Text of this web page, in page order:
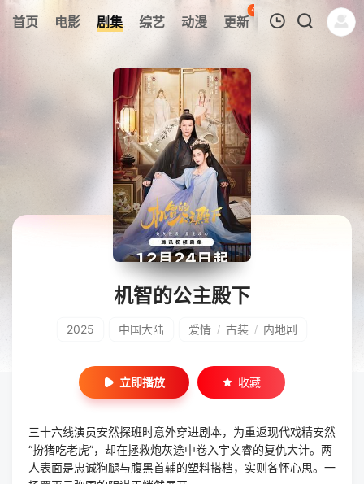
首页 电影 剧集 综艺 动漫 更新
40
热榜 APP
我的观影记录
暂无观看影片的记录
机智的公主殿下
2025 中国大陆 爱情 / 古装 / 内地剧
立即播放 收藏
三十六线演员安然探班时意外穿进剧本，为重返现代戏精安然
“扮猪吃老虎”，却在拯救炮灰途中卷入宇文睿的复仇大计。两
人表面是忠诚狗腿与腹黑首辅的塑料搭档，实则各怀心思。一